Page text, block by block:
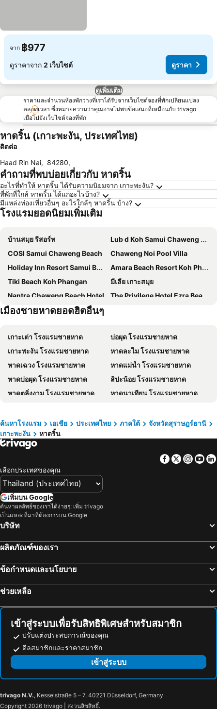
จาก ฿977
ดูราคาจาก 2 เว็บไซต์ ดูราคา
ดูเพิ่มเติม
ราคาและจำนวนห้องพักว่างที่เราได้รับจากเว็บไซต์จองที่พักเปลี่ยนแปลง
ตลอดเวลา ซึ่งหมายความว่าคุณอาจไม่พบข้อเสนอที่เหมือนกับ trivago
เมื่อไปยังเว็บไซต์จองที่พัก
หาดริ้น (เกาะพะงัน, ประเทศไทย)
ติดต่อ
Haad Rin Nai, 84280,
คำถามที่พบบ่อยเกี่ยวกับ หาดริ้น
อะไรที่ทำให้ หาดริ้น ได้รับความนิยมจาก เกาะพะงัน?
ที่พักที่ใกล้ หาดริ้น ได้แก่อะไรบ้าง?
มีแหล่งท่องเที่ยวอื่นๆ อะไรใกล้ๆ หาดริ้น บ้าง?
โรงแรมยอดนิยมเพิ่มเติม
บ้านสมุย รีสอร์ท
Lub d Koh Samui Chaweng Beach
COSI Samui Chaweng Beach
Chaweng Noi Pool Villa
Holiday Inn Resort Samui Bophut Beach By Ihg
Amara Beach Resort Koh Phangan
Tiki Beach Koh Phangan
มีเลีย เกาะสมุย
Nantra Chaweng Beach Hotel
The Privilege Hotel Ezra Beach Club
ฟลอริสท์ รีสอร์ท
The Canale Samui Resort
Marine Chaweng Beach Resort
Samui Verticolor
Centara Reserve Samui
Orchid Residence Samui
อาร์ค บาร์ บีช รีสอร์ท
Nova Samui Resort
อนันตรา ลาวาน่า รีสอร์ท แอนด์ สปา
ซันเซ็ทบีชคลับ
โรงแรมสมุย เฟิร์ส เฮาส์
ทองทิพย์ แมนชั่น
The Culture Samui
Top Hostel Samui
Ploen Chaweng Koh Samui
Mercure Samui Chaweng Tana
The Stay Chaweng Beach Resort
The Villager Fishermans Village
โลลิต้า บังกะโล
March Samui Resort
โลตัส โฮเต็ล
ไอบิส สมุย บ่อผุด
Marina Residence
Anchor Rooms
ดีไลท์ รีสอร์ท
Full Moon Central Party Hotel
Ventus Phangan
U're Holitel
Little Paradise
แฟมมิลี่ เฮาส์ รีสอร์ท
Thai Dee Garden Resort
Sarikantang Resort & Spa, Koh Phangan
เมืองชายหาดยอดฮิตอื่นๆ
เกาะเต่า โรงแรมชายหาด
บ่อผุด โรงแรมชายหาด
เกาะพะงัน โรงแรมชายหาด
หาดละไม โรงแรมชายหาด
หาดเฉวง โรงแรมชายหาด
หาดแม่น้ำ โรงแรมชายหาด
หาดบ่อผุด โรงแรมชายหาด
ลิปะน้อย โรงแรมชายหาด
หาดตลิ่งงาม โรงแรมชายหาด
หาดนาเทียน โรงแรมชายหาด
อ่าวบางปอ โรงแรมชายหาด
บ้านใต้ โรงแรมชายหาด
หาดแหลมเส็ด โรงแรมชายหาด
อ่าวพังกา โรงแรมชายหาด
บ้านท้องนายปาน โรงแรมชายหาด
ค้นหาโรงแรม เอเชีย ประเทศไทย ภาคใต้
จังหวัดสุราษฎร์ธานี
เกาะพะงัน
หาดริ้น
Facebook
Twitter
เลือกประเทศของคุณ
เพิ่มบน Google
ค้นหาผลลัพธ์ของเราได้ง่ายๆ: เพิ่ม trivago
เป็นแหล่งที่มาที่ต้องการบน Google
บริษัท
ผลิตภัณฑ์ของเรา
ข้อกำหนดและนโยบาย
ช่วยเหลือ
เข้าสู่ระบบเพื่อรับสิทธิพิเศษสำหรับสมาชิก
ปรับแต่งประสบการณ์ของคุณ
ดีลสมาชิกและราคาสมาชิก
เข้าสู่ระบบ
trivago N.V., Kesselstraße 5 – 7, 40221 Düsseldorf, Germany
Copyright 2026 trivago | สงวนลิขสิทธิ์.